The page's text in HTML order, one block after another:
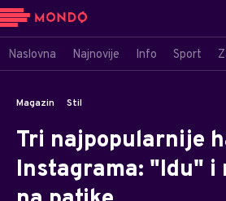
Naslovna Najnovije Info Sport
Magazin Stil
Tri najpopularnije
Instagrama: "Idu" i